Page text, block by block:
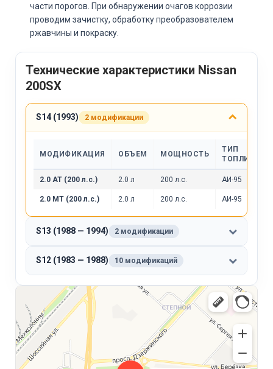
части порогов. При обнаружении очагов коррозии
проводим зачистку, обработку преобразователем
ржавчины и покраску.
Технические характеристики Nissan
200SX
S14 (1993) 2 модификации
МОДИФИКАЦИЯ ОБЪЕМ МОЩНОСТЬ
ТИП
ТОПЛИВА
2.0 AT (200 л.с.) 2.0 л 200 л.с. АИ-95
2.0 MT (200 л.с.) 2.0 л 200 л.с. АИ-95
S13 (1988 — 1994) 2 модификации
S12 (1983 — 1988) 10 модификаций